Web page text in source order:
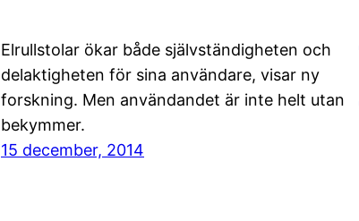
Elrullstolar ökar både självständigheten och
delaktigheten för sina användare, visar ny
forskning. Men användandet är inte helt utan
bekymmer.
15 december, 2014